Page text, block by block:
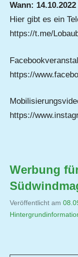
Wann:
Hier gibt es ein
https://t.me/
https://
https://
Werbung
Veröffentlicht am